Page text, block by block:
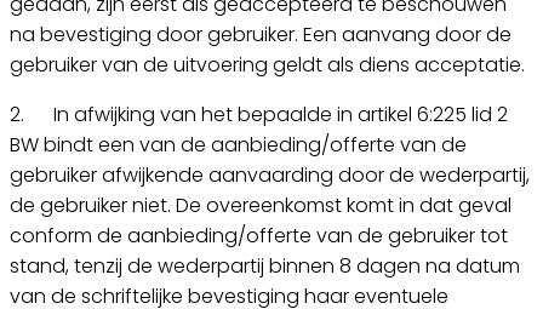
na bevestiging door gebruiker. Een aanvang door de
gebruiker van de uitvoering geldt als diens acceptatie.
2. In afwijking van het bepaalde in artikel 6:225 lid 2
BW bindt een van de aanbieding/offerte van de
gebruiker afwijkende aanvaarding door de wederpartij,
de gebruiker niet. De overeenkomst komt in dat geval
conform de aanbieding/offerte van de gebruiker tot
stand, tenzij de wederpartij binnen 8 dagen na datum
van de schriftelijke bevestiging haar eventuele